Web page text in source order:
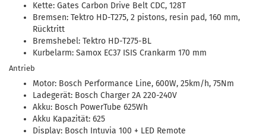
Kette: Gates Carbon Drive Belt CDC, 128T
Bremsen: Tektro HD-T275, 2 pistons, resin pad, 160 mm,
Rücktritt
Bremshebel: Tektro HD-T275-BL
Kurbelarm: Samox EC37 ISIS Crankarm 170 mm
Antrieb
Motor: Bosch Performance Line, 600W, 25km/h, 75Nm
Ladegerät: Bosch Charger 2A 220-240V
Akku: Bosch PowerTube 625Wh
Akku Kapazität: 625
Display: Bosch Intuvia 100 + LED Remote